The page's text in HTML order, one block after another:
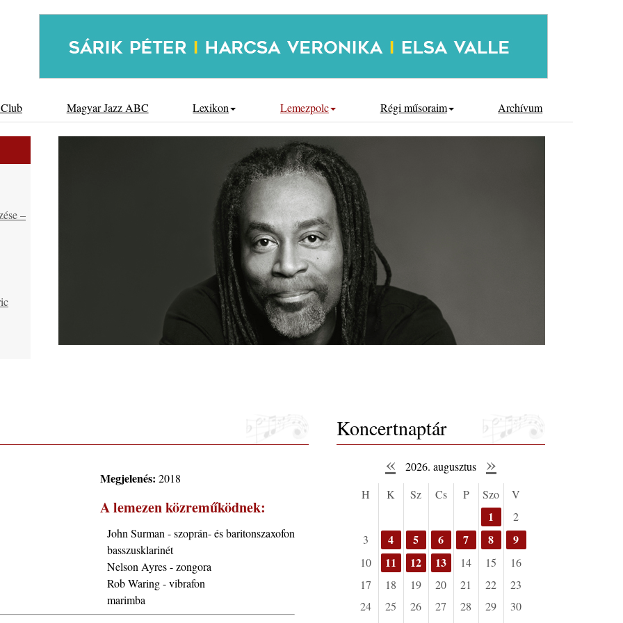
Magyar Jazz ABC Lexikon Lemezpolc Régi műsoraim Archívum
–
Megjelenés: 2018
A lemezen közreműködnek:
John Surman - szoprán- és baritonszaxofon
basszusklarinét
Nelson Ayres - zongora
Rob Waring - vibrafon
marimba
Koncertnaptár
« 2026. augusztus »
H K Sz Cs P Szo V
1
2
3
4 5 6 7 8 9
10 11 12 13 14 15
16
17
18 19 20 21 22
23
24
25 26 27 28 29
30